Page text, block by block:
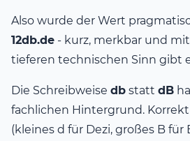
Also wurde der Wert
12db.de - kurz, merkbar und
tieferen technischen Sinn gibt
Die Schreibweise db statt dB
fachlichen Hintergrund.
(kleines d für Dezi, großes B für